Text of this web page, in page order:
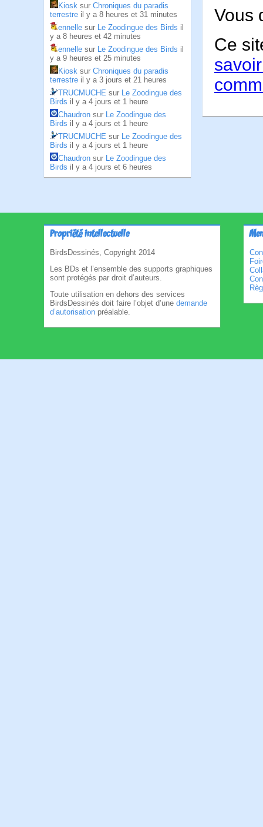
Kiosk sur Chroniques du paradis
terrestre il y a 8 heures et 31 minutes
ennelle sur Le Zoodingue des Birds il
y a 8 heures et 42 minutes
ennelle sur Le Zoodingue des Birds il
y a 9 heures et 25 minutes
Kiosk sur Chroniques du paradis
terrestre il y a 3 jours et 21 heures
TRUCMUCHE sur Le Zoodingue des
Birds il y a 4 jours et 1 heure
Chaudron sur Le Zoodingue des
Birds il y a 4 jours et 1 heure
TRUCMUCHE sur Le Zoodingue des
Birds il y a 4 jours et 1 heure
Chaudron sur Le Zoodingue des
Birds il y a 4 jours et 6 heures
Vous
Ce
Propriété intellectuelle
BirdsDessinés, Copyright 2014
Les BDs et l’ensemble des supports graphiques
sont protégés par droit d’auteurs.
Toute utilisation en dehors des services
BirdsDessinés doit faire l’objet d’une demande
d’autorisation préalable.